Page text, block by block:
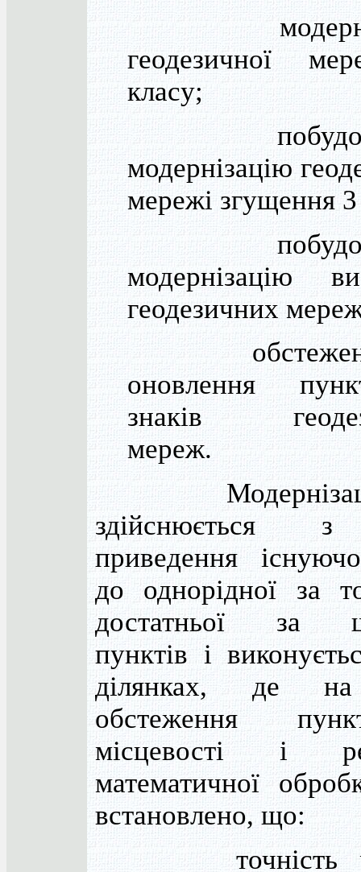
геодезичної
класу;
модернізацію
мережі згущення
модернізацію
геодезичних
оновлення
знаків
мереж.
здійснюється
приведення
до однорідної за
достатньої за
пунктів і
ділянках, де
обстеження
місцевості і
математичної
встановлено, що:
точність